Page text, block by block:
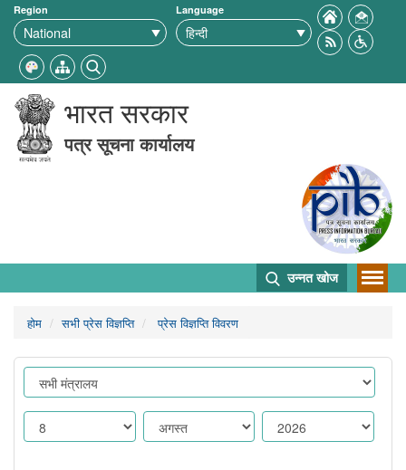
Region Language
भारत सरकार
पत्र सूचना कार्यालय
उन्नत खोज
होम सभी प्रेस विज्ञप्ति प्रेस विज्ञप्ति विवरण